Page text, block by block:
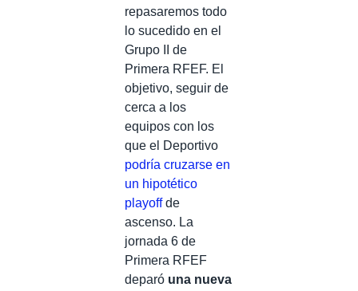
repasaremos todo
lo sucedido en el
Grupo II de
Primera RFEF. El
objetivo, seguir de
cerca a los
equipos con los
que el Deportivo
podría cruzarse en
un hipotético
playoffde
ascenso. La
jornada 6 de
Primera RFEF
deparó una nueva